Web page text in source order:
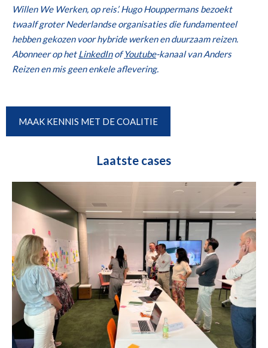
Willen We Werken, op reis’. Hugo Houppermans bezoekt
twaalf groter Nederlandse organisaties die fundamenteel
hebben gekozen voor hybride werken en duurzaam reizen.
Abonneer op hetLinkedInofYoutube-kanaal van Anders
Reizen en mis geen enkele aflevering.
MAAK KENNIS MET DE COALITIE
Laatste cases